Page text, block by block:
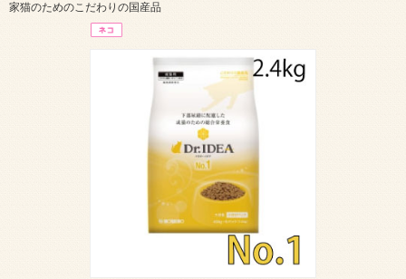
家猫のためのこだわりの国産品